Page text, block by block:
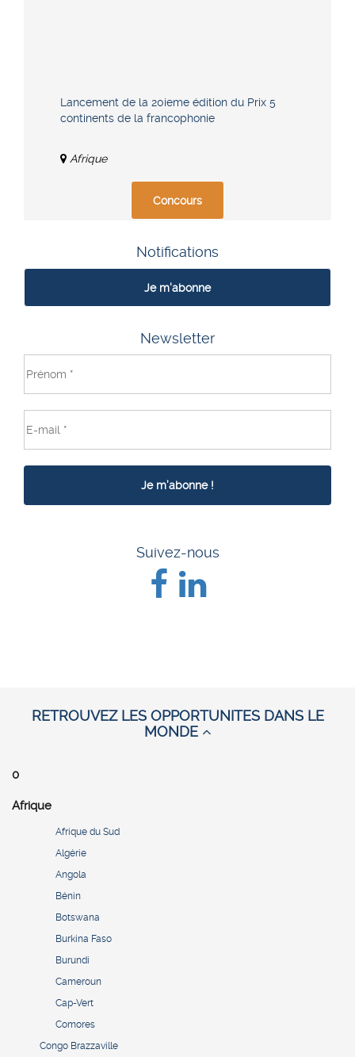
Lancement de la 20ieme édition du Prix 5
continents de la francophonie
Afrique
Concours
Notifications
Je m'abonne
Newsletter
Suivez-nous
RETROUVEZ LES OPPORTUNITES DANS LE
MONDE
0
Afrique
Afrique du Sud
Algérie
Angola
Bénin
Botswana
Burkina Faso
Burundi
Cameroun
Cap-Vert
Comores
Congo Brazzaville